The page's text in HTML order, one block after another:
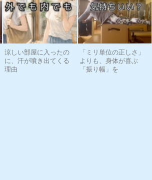
涼しい部屋に入ったの
に、汗が噴き出てくる
理由
「ミリ単位の正しさ」
よりも、身体が喜ぶ
「振り幅」を